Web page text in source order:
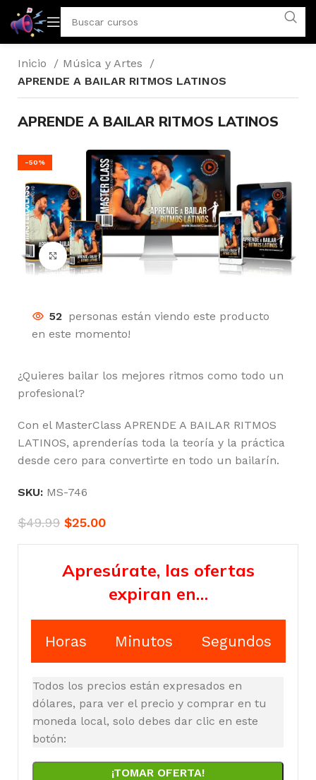
Inicio
Música y Artes
APRENDE A BAILAR RITMOS LATINOS
APRENDE A BAILAR RITMOS LATINOS
-50%
Click para agrandar
52 personas están viendo este producto
en este momento!
¿Quieres bailar los mejores ritmos como todo un
profesional?
Con el MasterClass APRENDE A BAILAR RITMOS
LATINOS, aprenderías toda la teoría y la práctica
desde cero para convertirte en todo un bailarín.
SKU: MS-746
$49.99 $25.00
Apresúrate, las ofertas
expiran en…
Horas Minutos Segundos
Todos los precios están expresados en
dólares, para ver el precio y comprar en tu
moneda local, solo debes dar clic en este
botón:
¡TOMAR OFERTA!